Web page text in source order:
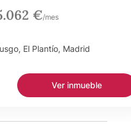
€/mes
El Plantío, Madrid
Ver inmueble